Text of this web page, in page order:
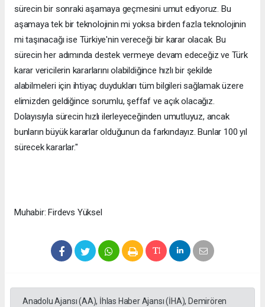
sürecin bir sonraki aşamaya geçmesini umut ediyoruz. Bu
aşamaya tek bir teknolojinin mi yoksa birden fazla teknolojinin
mi taşınacağı ise Türkiye'nin vereceği bir karar olacak. Bu
sürecin her adımında destek vermeye devam edeceğiz ve Türk
karar vericilerin kararlarını olabildiğince hızlı bir şekilde
alabilmeleri için ihtiyaç duydukları tüm bilgileri sağlamak üzere
elimizden geldiğince sorumlu, şeffaf ve açık olacağız.
Dolayısıyla sürecin hızlı ilerleyeceğinden umutluyuz, ancak
bunların büyük kararlar olduğunun da farkındayız. Bunlar 100 yıl
sürecek kararlar."
Muhabir: Firdevs Yüksel
Anadolu Ajansı (AA), İhlas Haber Ajansı (İHA), Demirören